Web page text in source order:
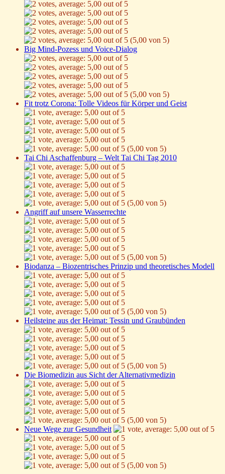
(5,00 von 5)
Big Mind-Pozess und Voice-Dialog
(5,00 von 5)
Fit trotz Corona: Tolle Videos für Körper und Geist
(5,00 von 5)
Tai Chi Aschaffenburg – Welt Tai Chi Tag 2010
(5,00 von 5)
Angriff auf unsere Wasserrechte
(5,00 von 5)
Biodanza – Biozentrisches Prinzip und theoretisches Modell
(5,00 von 5)
Heilsteine aus der Heimat: Tessin und Graubünden
(5,00 von 5)
Die Biomedizin aus Sicht der Alternativmedizin
(5,00 von 5)
Neue Wege zur Gesundheit
(5,00 von 5)